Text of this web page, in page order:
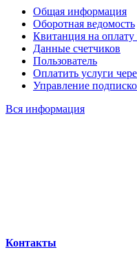
Общая информация
Оборотная ведомость
Квитанция на
Данные счетчиков
Пользователь
Оплатить услуги
Управление
Вся информация
Контакты